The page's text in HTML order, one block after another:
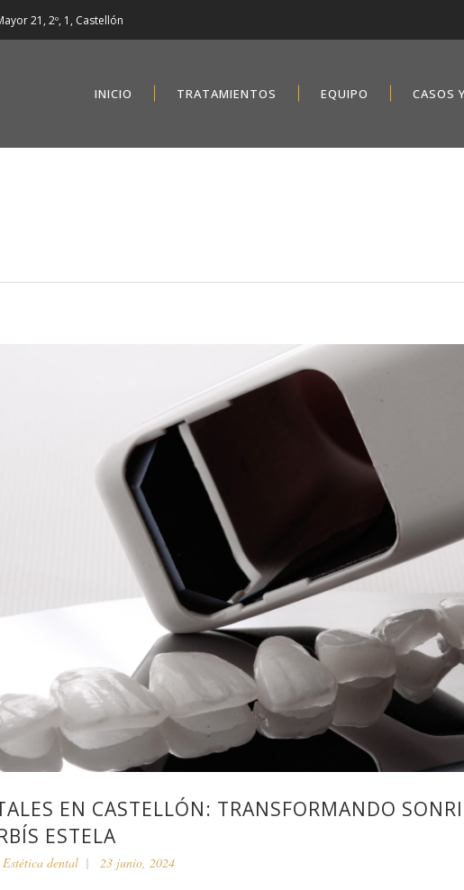
21, 2º, 1, Castellón
INICIO TRATAMIENTOS EQUIPO CASOS
EN CASTELLÓN: TRANSFORMANDO
ESTELA
Estética dental 23 junio, 2024